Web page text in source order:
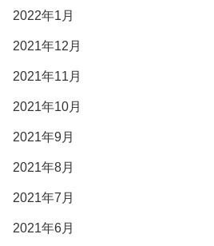
2022年1月
2021年12月
2021年11月
2021年10月
2021年9月
2021年8月
2021年7月
2021年6月